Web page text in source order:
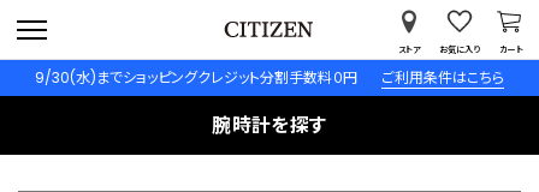
9/30(水)までショッピングクレジット分割手数料０円 ご利用条件はこちら
ストア お気に入り カート
腕時計を探す